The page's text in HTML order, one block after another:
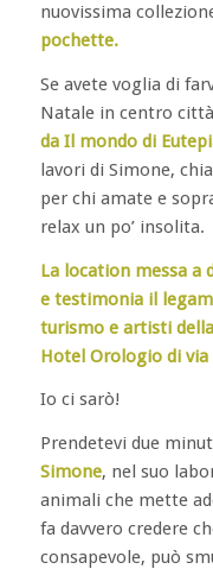
nuovissima
pochette.
Se avete voglia di
Natale in centro
da Il mondo di
lavori di Simone,
per chi amate e
relax un po’ insolita.
La location messa a
e testimonia il
turismo e artisti
Hotel Orologiodi via
Io ci sarò!
Prendetevi due
Simone, nel suo
animali che mette
fa davvero credere
consapevole, può